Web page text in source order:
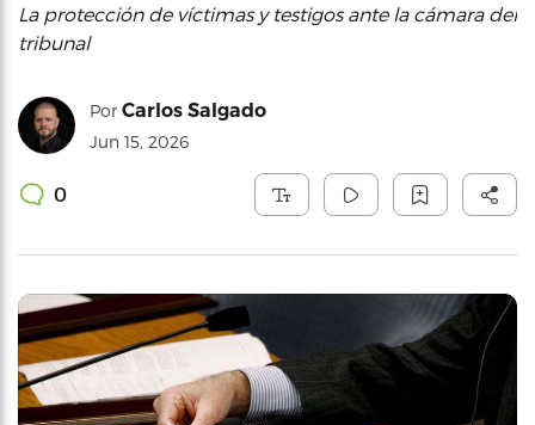
La protección de víctimas y testigos ante la cámara del
tribunal
Por Carlos Salgado
Jun 15, 2026
0